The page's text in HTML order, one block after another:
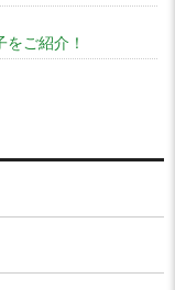
をご紹介！